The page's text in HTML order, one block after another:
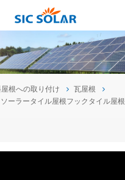
根への取り付け
瓦屋根
ソーラータイル屋根フックタイル屋根